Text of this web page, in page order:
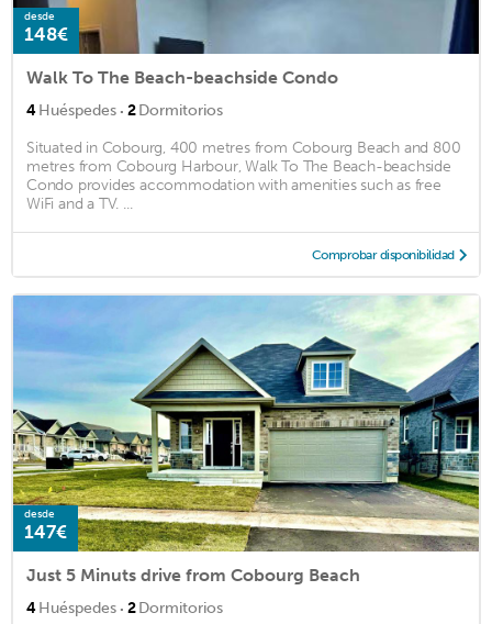
desde
148€
Walk To The Beach-beachside Condo
4Huéspedes · 2Dormitorios
Situated in Cobourg, 400 metres from Cobourg Beach and 800
metres from Cobourg Harbour, Walk To The Beach-beachside
Condo provides accommodation with amenities such as free
WiFi and a TV. ...
Comprobar disponibilidad
desde
147€
Just 5 Minuts drive from Cobourg Beach
4Huéspedes · 2Dormitorios